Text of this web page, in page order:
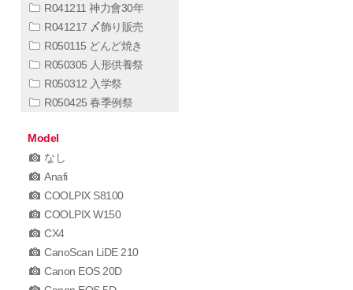
R041211 神力會30年
R041217 〆飾り販売
R050115 どんど焼き
R050305 人形供養祭
R050312 入学祭
R050425 春季例祭
Model
なし
Anafi
COOLPIX S8100
COOLPIX W150
CX4
CanoScan LiDE 210
Canon EOS 20D